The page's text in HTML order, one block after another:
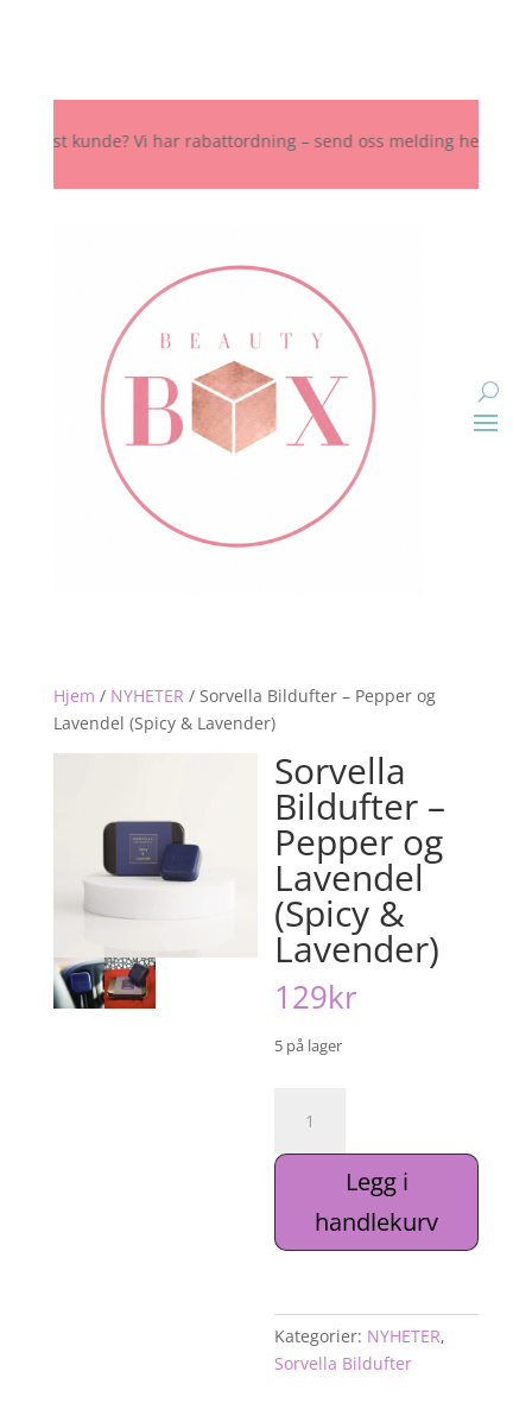
kunde? Vi har rabattordning – send oss melding her, på
Hjem / NYHETER / Sorvella Bildufter – Pepper og
Lavendel (Spicy & Lavender)
Sorvella
Bildufter –
Pepper og
Lavendel
(Spicy &
Lavender)
129kr
5 på lager
Bildufter
–
Lavendel
Lavender)
antall
Legg i
handlekurv
Kategorier: NYHETER,
Sorvella Bildufter